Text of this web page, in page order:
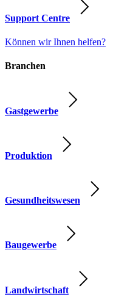
Support Centre
Können wir Ihnen helfen?
Branchen
Gastgewerbe
Produktion
Gesundheitswesen
Baugewerbe
Landwirtschaft